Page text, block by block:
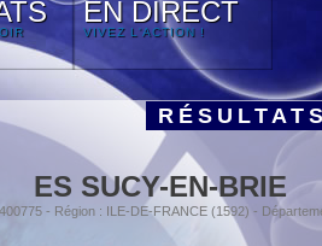
EN DIRECT
VIVEZ L'ACTION !
ES SUCY-EN-BRIE
- Région : ILE-DE-FRANCE (1592) -